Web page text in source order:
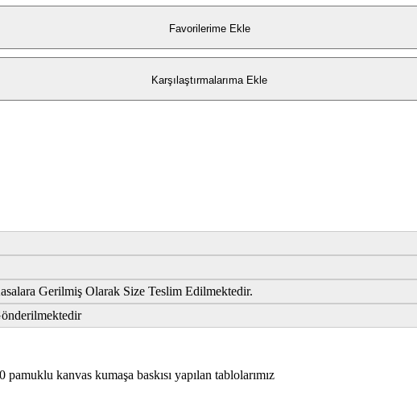
Favorilerime Ekle
Karşılaştırmalarıma Ekle
Gerilmiş Olarak Size Teslim Edilmektedir.
kanvas kumaşa baskısı yapılan tablolarımız